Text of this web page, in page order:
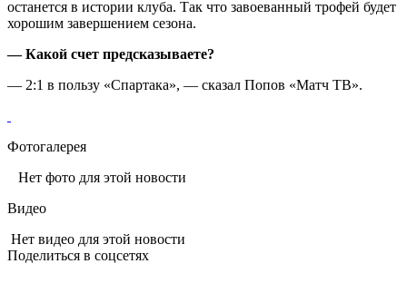
останется в истории клуба. Так что завоеванный трофей будет
хорошим завершением сезона.
— Какой счет предсказываете?
— 2:1 в пользу «Спартака», — сказал Попов «Матч ТВ».
Фотогалерея
Нет фото для этой новости
Видео
Нет видео для этой новости
Поделиться в соцсетях